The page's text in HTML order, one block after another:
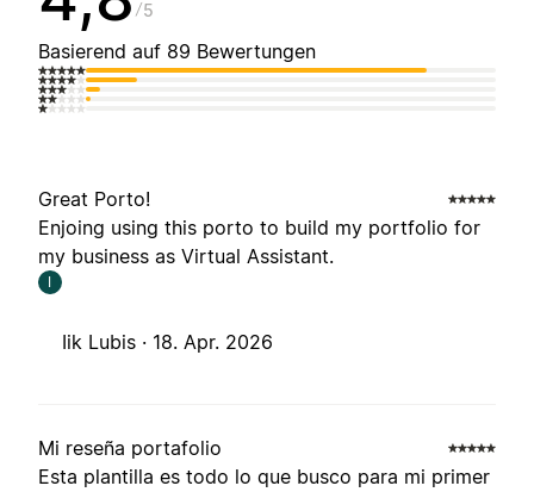
5
Basierend auf 89 Bewertungen
Great Porto!
Enjoing using this porto to build my portfolio for
my business as Virtual Assistant.
I
Iik Lubis · 18. Apr. 2026
Mi reseña portafolio
Esta plantilla es todo lo que busco para mi primer